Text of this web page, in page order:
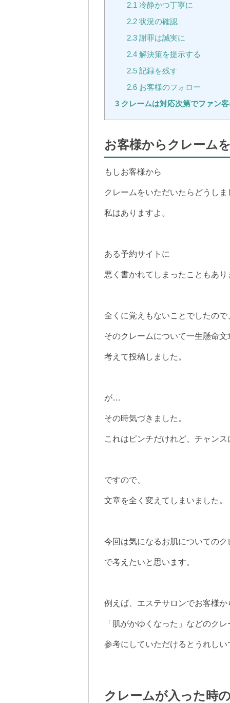
2.1 冷静かつ丁寧に
2.2状況の確認
2.3謝罪は誠実に
2.4解決策を提示する
2.5記録を残す
2.6お客様のフォロー
3 クレームは対応次第でファン
お客様からクレーム
もしお客様から
クレームをいただいたらどうしま
私はありますよ。
ある予約サイトに
悪く書かれてしまったこともあり
全くに覚えもないことでしたので
そのクレームについて一生懸命文
考えて投稿しました。
が…
その時気づきました。
これはピンチだけれど、チャンス
ですので、
文章を全く変えてしまいました。
今回は気になるお肌についてのク
で考えたいと思います。
例えば、エステサロンでお客様か
「肌がかゆくなった」などのク
参考にしていただけるとうれしい
クレームが入った時